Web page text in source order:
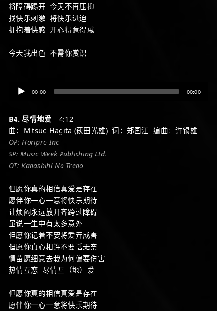
将障碍踢开 今天不再压抑
找快乐刺激 将快乐进迫
拥抱着快感 开心得意得戚
今天我出色 不需你赏识
Audio
Player
00:00 00:00
B4. 尽情地爱 4:12
曲：Mitsuo Hagita (萩田光雄) 词：郑国江 编曲：许锡雄
OP: Horipro Inc
SP: Music Week Publishing Ltd.
OT: Kanashihi No Treno
但愿你真的相信真爱是存在
愿伴你一心一意将快乐期待
让烦闷永远放开齐跨过障碍
虽说一生中有太多意外
但愿你记着不要将爱弄成害
但愿你真心相许不要话无奈
情苗愿细意去栽为何偏要伤害
热情互恋 尽情互（地）爱
但愿你真的相信真爱是存在
愿伴你一心一意将快乐期待